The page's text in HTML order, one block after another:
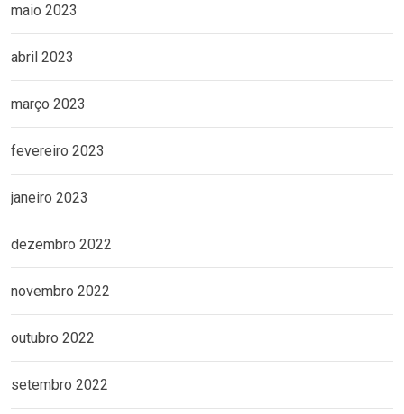
maio 2023
abril 2023
março 2023
fevereiro 2023
janeiro 2023
dezembro 2022
novembro 2022
outubro 2022
setembro 2022